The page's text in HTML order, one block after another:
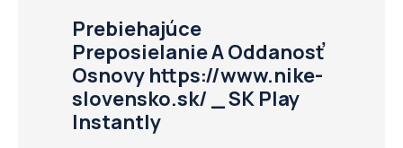
Prebiehajúce
Preposielanie A Oddanosť
Osnovy https://www.nike-
slovensko.sk/ _ SK Play
Instantly